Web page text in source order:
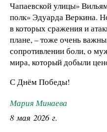
Чапаевской улицы»
полк» Эдуарда Веркина.
в которых сражения и
плане, – тоже очень
сопротивлении боли, о
мира, который добыли
С Днём Победы!
Мария Минаева
8 мая 2026 г.